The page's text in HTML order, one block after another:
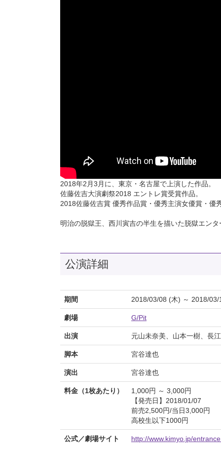
2018年2月3月に、東京・名古屋で上演した作品。
佐藤佐吉大演劇祭2018 エントレ賞受賞作品。
2018佐藤佐吉賞 優秀作品賞・優秀主演女優賞・優
明治の脱獄王、西川寅吉の半生を描いた脱獄エン
公演詳細
期間 2018/03/08 (木) ～ 2018/03/
劇場 G/Pit
出演 元山未奈美、山本一樹、長
脚本 宮谷達也
演出 宮谷達也
料金（1枚あたり）
1,000円 ～ 3,000円
【発売日】2018/01/07
前売2,500円/当日3,000円
高校生以下1000円
公式／劇場サイト http://www.kimyo.jp/